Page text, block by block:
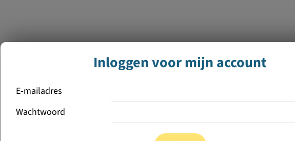
Inloggen voor mijn account
E-mailadres
Wachtwoord